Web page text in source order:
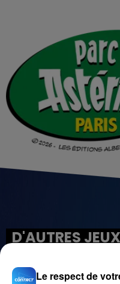
D'AUTRES JEUX
Le respect de